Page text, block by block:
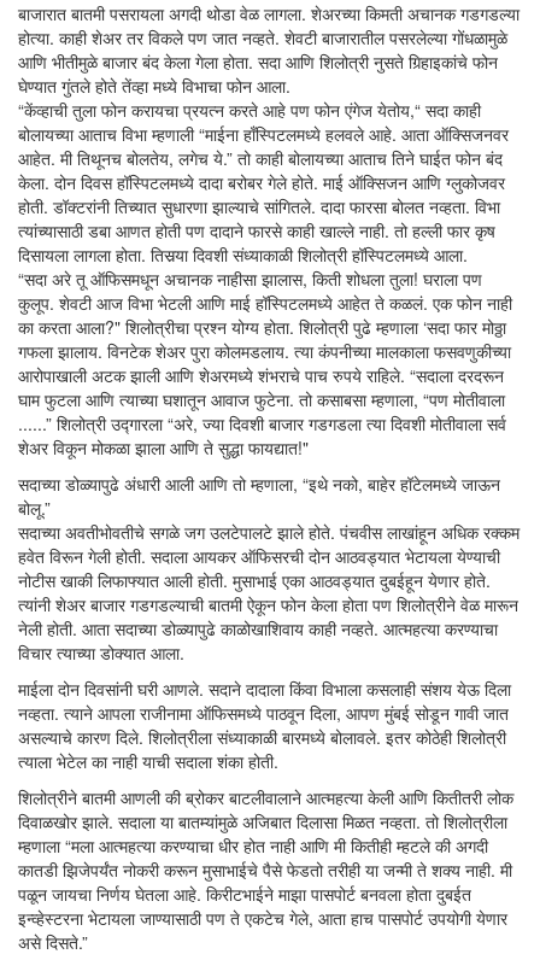
बाजारात बातमी पसरायला अगदी थोडा वेळ लागला. शेअरच्या किमती अचानक गडगडल्या
होत्या. काही शेअर तर विकले पण जात नव्हते. शेवटी बाजारातील पसरलेल्या गोंधळामुळे
आणि भीतीमुळे बाजार बंद केला गेला होता. सदा आणि शिलोत्री नुसते गिर्‍हाइकांचे फोन
घेण्यात गुंतले होते तेंव्हा मध्ये विभाचा फोन आला.
“केंव्हाची तुला फोन करायचा प्रयत्न करते आहे पण फोन एंगेज येतोय,“ सदा काही
बोलायच्या आताच विभा म्हणाली “माईना हाँस्पिटलमध्ये हलवले आहे. आता ऑक्सिजनवर
आहेत. मी तिथूनच बोलतेय, लगेच ये.” तो काही बोलायच्या आताच तिने घाईत फोन बंद
केला. दोन दिवस हॉस्पिटलमध्ये दादा बरोबर गेले होते. माई ऑक्सिजन आणि ग्लुकोजवर
होती. डॉक्टरांनी तिच्यात सुधारणा झाल्याचे सांगितले. दादा फारसा बोलत नव्हता. विभा
त्यांच्यासाठी डबा आणत होती पण दादाने फारसे काही खाल्ले नाही. तो हल्ली फार कृष
दिसायला लागला होता. तिसर्‍या दिवशी संध्याकाळी शिलोत्री हॉस्पिटलमध्ये आला.
“सदा अरे तू ऑफिसमधून अचानक नाहीसा झालास, किती शोधला तुला! घराला पण
कुलूप. शेवटी आज विभा भेटली आणि माई हॉस्पिटलमध्ये आहेत ते कळलं. एक फोन नाही
का करता आला?" शिलोत्रीचा प्रश्न योग्य होता. शिलोत्री पुढे म्हणाला ‘सदा फार मोठ्ठा
गफला झालाय. विनटेक शेअर पुरा कोलमडलाय. त्या कंपनीच्या मालकाला फसवणुकीच्या
आरोपाखाली अटक झाली आणि शेअरमध्ये शंभराचे पाच रुपये राहिले. “सदाला दरदरून
घाम फुटला आणि त्याच्या घशातून आवाज फुटेना. तो कसाबसा म्हणाला, “पण मोतीवाला
......” शिलोत्री उद्गारला “अरे, ज्या दिवशी बाजार गडगडला त्या दिवशी मोतीवाला सर्व
शेअर विकून मोकळा झाला आणि ते सुद्धा फायद्यात!"
सदाच्या डोळ्यापुढे अंधारी आली आणि तो म्हणाला, “इथे नको, बाहेर हॉटेलमध्ये जाऊन
बोलू.”
सदाच्या अवतीभोवतीचे सगळे जग उलटेपालटे झाले होते. पंचवीस लाखांहून अधिक रक्कम
हवेत विरून गेली होती. सदाला आयकर ऑफिसरची दोन आठवड्यात भेटायला येण्याची
नोटीस खाकी लिफाफ्यात आली होती. मुसाभाई एका आठवड्यात दुबईहून येणार होते.
त्यांनी शेअर बाजार गडगडल्याची बातमी ऐकून फोन केला होता पण शिलोत्रीने वेळ मारून
नेली होती. आता सदाच्या डोळ्यापुढे काळोखाशिवाय काही नव्हते. आत्महत्या करण्याचा
विचार त्याच्या डोक्यात आला.
माईला दोन दिवसांनी घरी आणले. सदाने दादाला किंवा विभाला कसलाही संशय येऊ दिला
नव्हता. त्याने आपला राजीनामा ऑफिसमध्ये पाठवून दिला, आपण मुंबई सोडून गावी जात
असल्याचे कारण दिले. शिलोत्रीला संध्याकाळी बारमध्ये बोलावले. इतर कोठेही शिलोत्री
त्याला भेटेल का नाही याची सदाला शंका होती.
शिलोत्रीने बातमी आणली की ब्रोकर बाटलीवालाने आत्महत्या केली आणि कितीतरी लोक
दिवाळखोर झाले. सदाला या बातम्यांमुळे अजिबात दिलासा मिळत नव्हता. तो शिलोत्रीला
म्हणाला “मला आत्महत्या करण्याचा धीर होत नाही आणि मी कितीही म्हटले की अगदी
कातडी झिजेपर्यंत नोकरी करून मुसाभाईचे पैसे फेडतो तरीही या जन्मी ते शक्य नाही. मी
पळून जायचा निर्णय घेतला आहे. किरीटभाईने माझा पासपोर्ट बनवला होता दुबईत
इन्व्हेस्टरना भेटायला जाण्यासाठी पण ते एकटेच गेले, आता हाच पासपोर्ट उपयोगी येणार
असे दिसते.”